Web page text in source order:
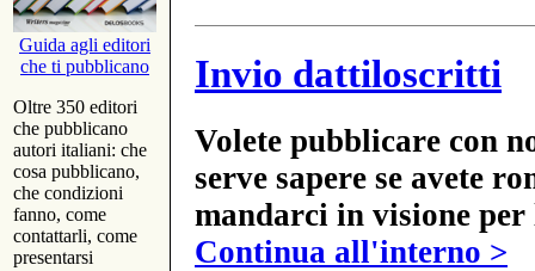
Guida agli editori
che ti pubblicano
Oltre 350 editori
che pubblicano
autori italiani: che
cosa pubblicano,
che condizioni
fanno, come
contattarli, come
presentarsi
Invio dattiloscritti
Volete pubblicare con
serve sapere se avete
mandarci in visione
Continua all'interno >